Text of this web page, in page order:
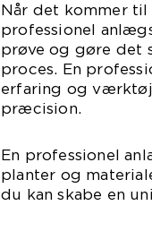
Når det kommer
professionel
prøve og gøre det
proces. En
erfaring og
præcision.
En professionel
planter og
du kan skabe en